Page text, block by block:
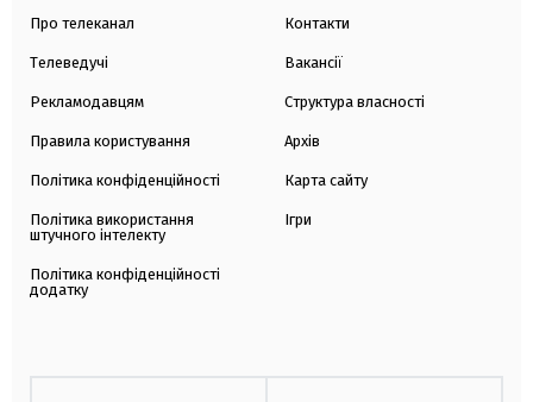
Про телеканал
Телеведучі
Рекламодавцям
Правила користування
Політика конфіденційності
Політика використання
штучного інтелекту
Політика конфіденційності
додатку
Контакти
Вакансії
Структура власності
Архів
Карта сайту
Ігри